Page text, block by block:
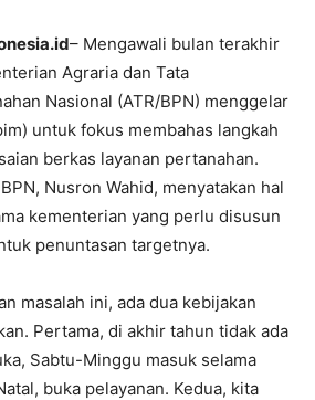
– Mengawali bulan terakhir
Agraria dan Tata
Nasional (ATR/BPN) menggelar
untuk fokus membahas langkah
berkas layanan pertanahan.
Nusron Wahid, menyatakan hal
kementerian yang perlu disusun
penuntasan targetnya.
masalah ini, ada dua kebijakan
Pertama, di akhir tahun tidak ada
Sabtu-Minggu masuk selama
buka pelayanan. Kedua, kita